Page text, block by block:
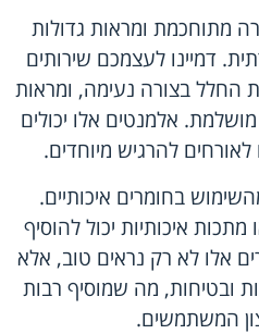
מתוחכמת ומראות גדולות
דמיינו לעצמכם שירותים
בצורה נעימה, ומראות
אלמנטים אלו יכולים
להרגיש מיוחדים.
בחומרים איכותיים.
איכותיות יכול להוסיף
אלו לא רק נראים טוב, אלא
ובטיחות, מה שמוסיף רבות
המשתמשים.